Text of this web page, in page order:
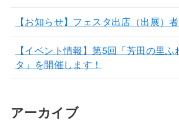
【お知らせ】フェスタ出店（出展）
【イベント情報】第5回「芳田の里ふ
タ」を開催します！
アーカイブ